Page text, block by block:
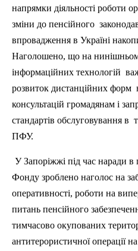
напрямки діяльності роботи
зміни до пенсійного
впровадження в Україні
Наголошено, що на
інформаційних технологій
розвиток дистанційних форм
консультацій громадянам і
стандартів обслуговування в
ПФУ.
У Запоріжжі під час наради в
Фонду зроблено наголос на
оперативності, роботи на
питань пенсійного
тимчасово окупованих
антитерористичної операції